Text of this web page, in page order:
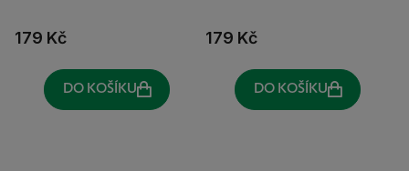
179 Kč
DO KOŠÍKU
179 Kč
DO KOŠÍKU